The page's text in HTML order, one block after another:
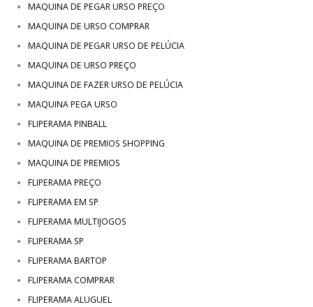
MAQUINA DE PEGAR URSO PREÇO
MAQUINA DE URSO COMPRAR
MAQUINA DE PEGAR URSO DE PELÚCIA
MAQUINA DE URSO PREÇO
MAQUINA DE FAZER URSO DE PELÚCIA
MAQUINA PEGA URSO
FLIPERAMA PINBALL
MAQUINA DE PREMIOS SHOPPING
MAQUINA DE PREMIOS
FLIPERAMA PREÇO
FLIPERAMA EM SP
FLIPERAMA MULTIJOGOS
FLIPERAMA SP
FLIPERAMA BARTOP
FLIPERAMA COMPRAR
FLIPERAMA ALUGUEL